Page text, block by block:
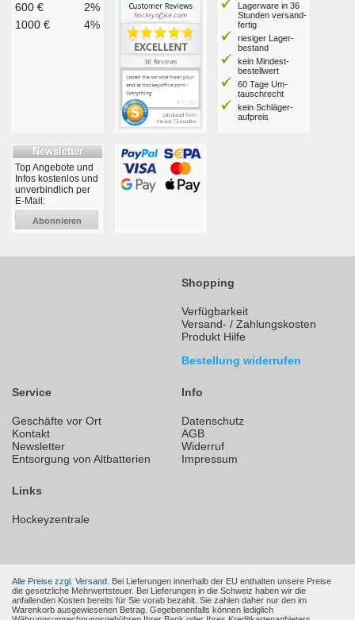
600 €
2%
1000 €
4%
Lagerware in 36
Stunden ver­sand­
fertig
riesiger Lager­
bestand
kein Mindest­
bestell­wert
60 Tage Um­
tausch­recht
kein Schläger­
aufpreis
Newsletter
Top Angebote und
Infos kostenlos und
unverbindlich per
E-Mail:
Abonnieren
Shopping
Verfügbarkeit
Versand- / Zahlungskosten
Produkt Hilfe
Bestellung widerrufen
Service
Geschäfte vor Ort
Kontakt
Newsletter
Entsorgung von Altbatterien
Info
Datenschutz
AGB
Widerruf
Impressum
Links
Hockeyzentrale
Alle Preise zzgl. Versand. Bei Lieferungen innerhalb der EU enthalten unsere Preise
die gesetzliche Mehrwertsteuer. Bei Lieferungen in die Schweiz haben wir die
anfallenden Kosten bereits für Sie vorab bezahlt. Sie zahlen daher nur den im
Warenkorb ausgewiesenen Betrag. Gegebenenfalls können lediglich